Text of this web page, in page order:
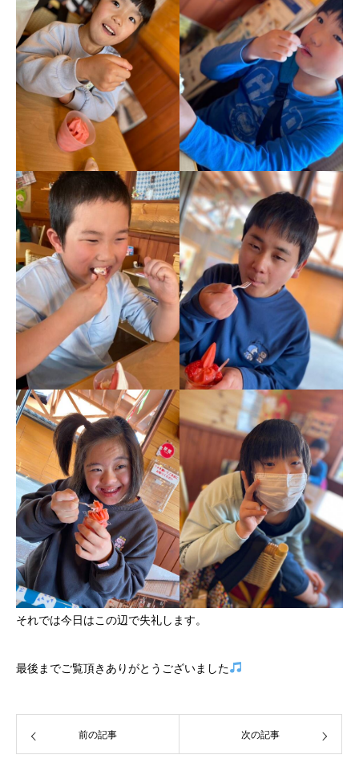
それでは今日はこの辺で失礼します。
最後までご覧頂きありがとうございました
前の記事 次の記事